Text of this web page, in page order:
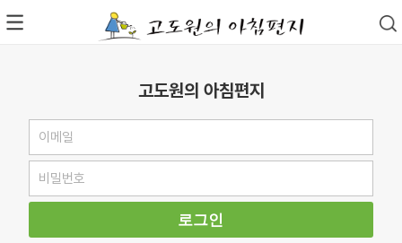
고도원의 아침편지
로그인